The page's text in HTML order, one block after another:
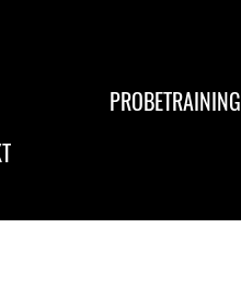
PROBETRAINING